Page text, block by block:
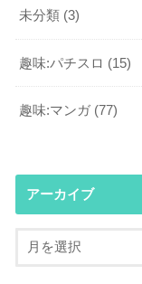
未分類 (3)
趣味:パチスロ (15)
趣味:マンガ (77)
アーカイブ